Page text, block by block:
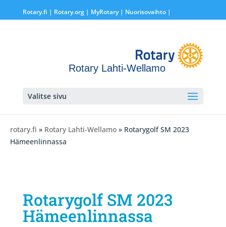
Rotary.fi | Rotary.org| MyRotary | Nuorisovaihto|
Rotary Lahti-Wellamo
Valitse sivu
rotary.fi » Rotary Lahti-Wellamo » Rotarygolf SM 2023
Hämeenlinnassa
Rotarygolf SM 2023
Hämeenlinnassa